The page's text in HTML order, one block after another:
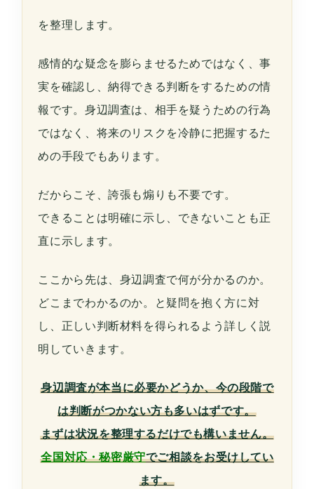
を整理します。
感情的な疑念を膨らませるためではなく、事
実を確認し、納得できる判断をするための情
報です。身辺調査は、相手を疑うための行為
ではなく、将来のリスクを冷静に把握するた
めの手段でもあります。
だからこそ、誇張も煽りも不要です。
できることは明確に示し、できないことも正
直に示します。
ここから先は、身辺調査で何が分かるのか。
どこまでわかるのか。と疑問を抱く方に対
し、正しい判断材料を得られるよう詳しく説
明していきます。
身辺調査が本当に必要かどうか、今の段階で
は判断がつかない方も多いはずです。
まずは状況を整理するだけでも構いません。
全国対応・秘密厳守でご相談をお受けしてい
ます。